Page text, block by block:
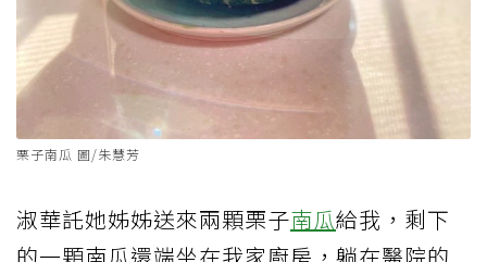
栗子南瓜 圖/朱慧芳
淑華託她姊姊送來兩顆栗子南瓜給我，剩下